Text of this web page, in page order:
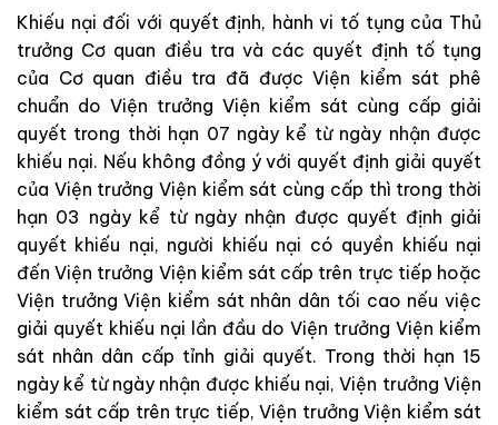
Khiếu nại đối với quyết định, hành vi tố tụng của Thủ
trưởng Cơ quan điều tra và các quyết định tố tụng
của Cơ quan điều tra đã được Viện kiểm sát phê
chuẩn do Viện trưởng Viện kiểm sát cùng cấp giải
quyết trong thời hạn 07 ngày kể từ ngày nhận được
khiếu nại. Nếu không đồng ý với quyết định giải quyết
của Viện trưởng Viện kiểm sát cùng cấp thì trong thời
hạn 03 ngày kể từ ngày nhận được quyết định giải
quyết khiếu nại, người khiếu nại có quyền khiếu nại
đến Viện trưởng Viện kiểm sát cấp trên trực tiếp hoặc
Viện trưởng Viện kiểm sát nhân dân tối cao nếu việc
giải quyết khiếu nại lần đầu do Viện trưởng Viện kiểm
sát nhân dân cấp tỉnh giải quyết. Trong thời hạn 15
ngày kể từ ngày nhận được khiếu nại, Viện trưởng Viện
kiểm sát cấp trên trực tiếp, Viện trưởng Viện kiểm sát